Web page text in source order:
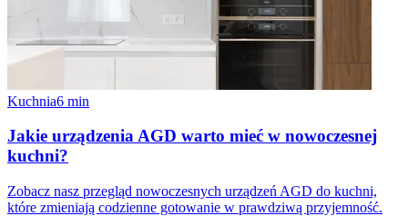
Kuchnia6 min
Jakie urządzenia AGD warto mieć w nowoczesnej
kuchni?
Zobacz nasz przegląd nowoczesnych urządzeń AGD do kuchni,
które zmieniają codzienne gotowanie w prawdziwą przyjemność.